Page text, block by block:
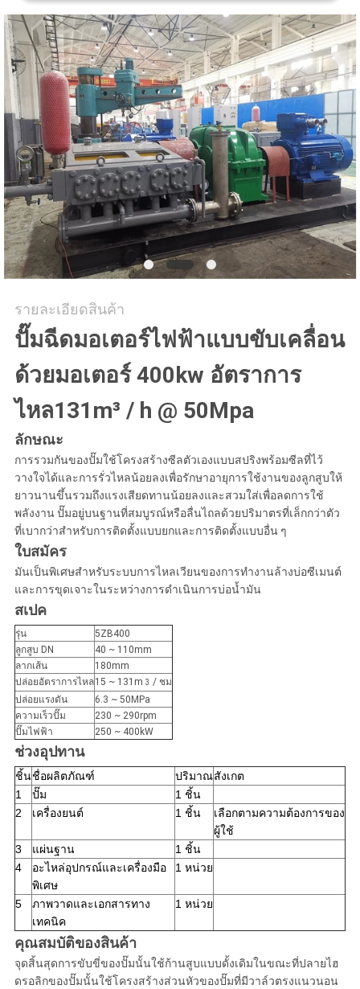
ใบ
เสนอ
ราคา
แผนผัง
เว็บไซต์
PRIVACY
POLICY
รายละเอียดสินค้า
ปั๊มฉีดมอเตอร์ไฟฟ้าแบบขับเคลื่อน
ด้วยมอเตอร์ 400kw อัตราการ
ไหล131m³ / h @ 50Mpa
ลักษณะ
การรวมกันของปั๊มใช้โครงสร้างซีลตัวเองแบบสปริงพร้อมซีลที่ไว้
วางใจได้และการรั่วไหลน้อยลงเพื่อรักษาอายุการใช้งานของลูกสูบให้
ยาวนานขึ้นรวมถึงแรงเสียดทานน้อยลงและสวมใส่เพื่อลดการใช้
พลังงาน ปั๊มอยู่บนฐานที่สมบูรณ์หรือลื่นไถลด้วยปริมาตรที่เล็กกว่าตัว
ที่เบากว่าสำหรับการติดตั้งแบบยกและการติดตั้งแบบอื่น ๆ
ใบสมัคร
มันเป็นพิเศษสำหรับระบบการไหลเวียนของการทำงานล้างบ่อซีเมนต์
และการขุดเจาะในระหว่างการดำเนินการบ่อน้ำมัน
สเปค
รุ่น
5ZB400
ลูกสูบ DN
40 ~ 110mm
ลากเส้น
180mm
ปล่อยอัตราการไหล15 ~ 131m 3 / ชม
ปล่อยแรงดัน
6.3 ~ 50MPa
ความเร็วปั๊ม
230 ~ 290rpm
ปั๊มไฟฟ้า
250 ~ 400kW
ช่วงอุปทาน
ชิ้นชื่อผลิตภัณฑ์ ปริมาณสังเกต
1
ปั๊ม
1 ชิ้น
2
เครื่องยนต์ 1 ชิ้น
เลือกตามความต้องการของ
ผู้ใช้
3
แผ่นฐาน
1 ชิ้น
4
อะไหล่อุปกรณ์และเครื่องมือ
พิเศษ
1 หน่วย
5
ภาพวาดและเอกสารทาง
เทคนิค
1 หน่วย
คุณสมบัติของสินค้า
จุดสิ้นสุดการขับขี่ของปั๊มนั้นใช้ก้านสูบแบบดั้งเดิมในขณะที่ปลายไฮ
ดรอลิกของปั๊มนั้นใช้โครงสร้างส่วนหัวของปั๊มที่มีวาล์วตรงแนวนอน